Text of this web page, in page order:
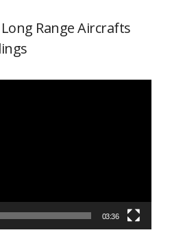
Range Aircrafts
03:36